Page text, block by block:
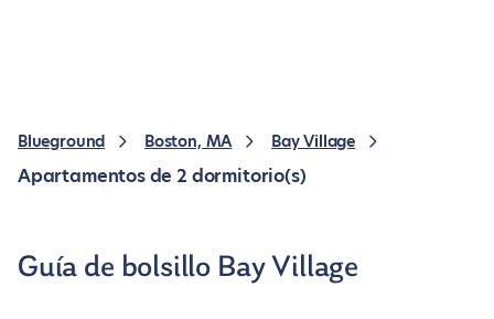
Blueground Boston, MA Bay Village
Apartamentos de 2 dormitorio(s)
Guía de bolsillo Bay Village